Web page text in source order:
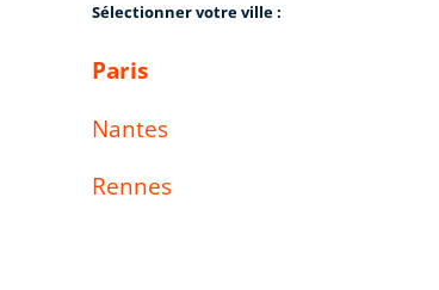
Sélectionner votre ville :
Paris
Nantes
Rennes